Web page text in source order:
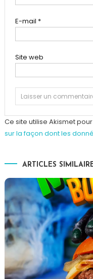
E-mail *
Site web
Ce site utilise Akismet
sur la façon dont les
ARTICLES